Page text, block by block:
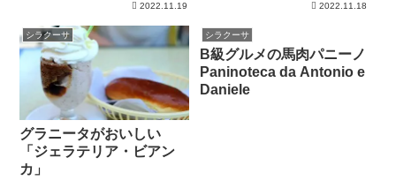
2022.11.19 2022.11.18
シラクーサ
グラニータがおいしい
「ジェラテリア・ビアン
カ」
シラクーサ
B級グルメの馬肉パニーノ
Paninoteca da Antonio e
Daniele